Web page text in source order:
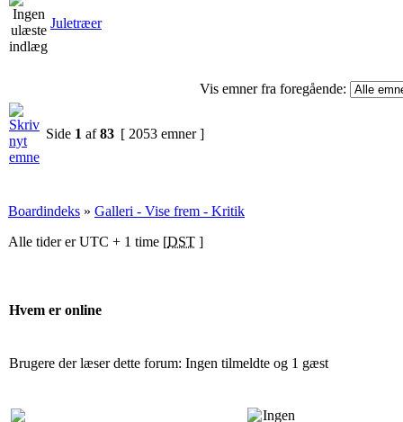
Juletræer
Vis emner fra foregående:
Side 1 af83 [ 2053 emner ]
Boardindeks » Galleri - Vise frem - Kritik
Alle tider er UTC + 1 time [DST ]
Hvem er online
Brugere der læser dette forum: Ingen tilmeldte og 1 gæst